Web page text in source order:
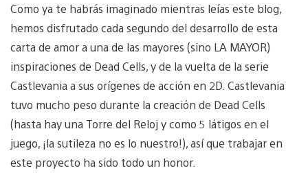
Como ya te habrás imaginado mientras leías este blog,
hemos disfrutado cada segundo del desarrollo de esta
carta de amor a una de las mayores (sino LA MAYOR)
inspiraciones de Dead Cells, y de la vuelta de la serie
Castlevania a sus orígenes de acción en 2D. Castlevania
tuvo mucho peso durante la creación de Dead Cells
(hasta hay una Torre del Reloj y como 5 látigos en el
juego, ¡la sutileza no es lo nuestro!), así que trabajar en
este proyecto ha sido todo un honor.